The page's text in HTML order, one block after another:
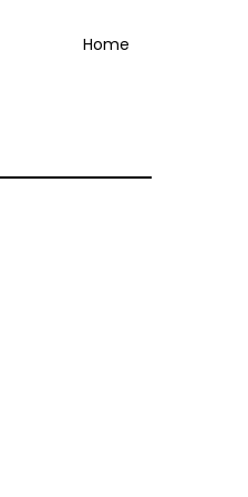
Home